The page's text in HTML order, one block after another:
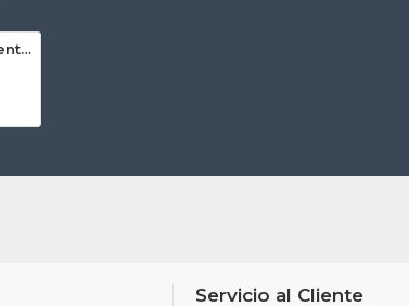
America 1000 Sello Diferentes
Servicio al Cliente